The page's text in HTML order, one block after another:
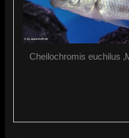
Cheilochromis euchilus